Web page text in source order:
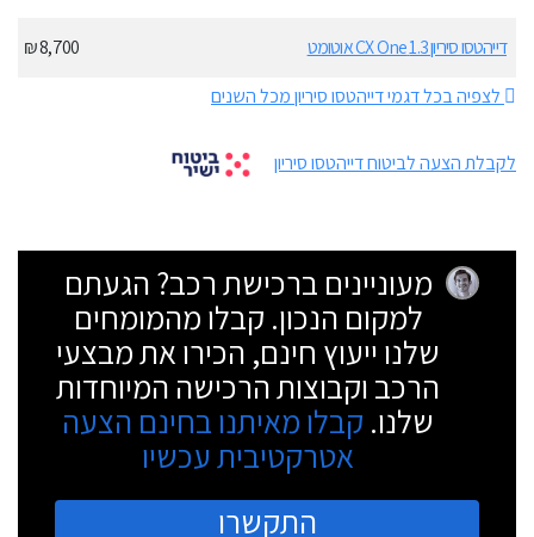
דייהטסו סיריון 1.3 CX One אוטומט
8,700 ₪
לצפיה בכל דגמי דייהטסו סיריון מכל השנים
לקבלת הצעה לביטוח דייהטסו סיריון
מעוניינים ברכישת רכב? הגעתם
למקום הנכון. קבלו מהמומחים
שלנו ייעוץ חינם, הכירו את מבצעי
הרכב וקבוצות הרכישה המיוחדות
שלנו. קבלו מאיתנו בחינם הצעה
אטרקטיבית עכשיו
התקשרו